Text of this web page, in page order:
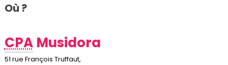
Où ?
CPAMusidora
51 rue François Truffaut,